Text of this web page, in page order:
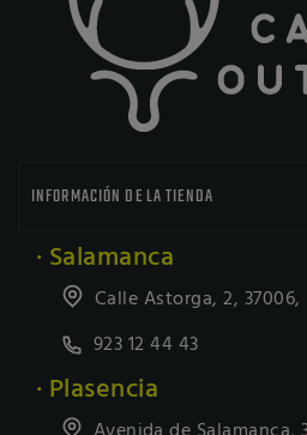
INFORMACIÓN DE LA TIENDA
· Salamanca
Calle Astorga, 2, 37006,
923 12 44 43
· Plasencia